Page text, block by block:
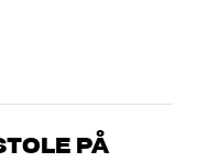
PÅ